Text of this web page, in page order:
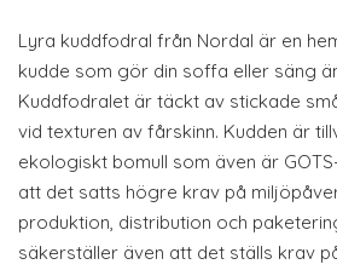
Lyra kuddfodral från Nordal är en
kudde som gör din soffa eller säng
Kuddfodralet är täckt av stickade
vid texturen av fårskinn. Kudden är
ekologiskt bomull som även är
att det satts högre krav på
produktion, distribution och
säkerställer även att det ställs krav